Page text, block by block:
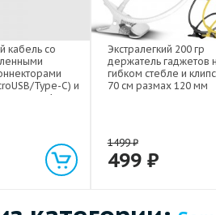
кабель со
Type-C) и
1м
Экстралегкий 200 гр
держатель гаджетов
гибком стебле и
70 см размах 120 мм
1499₽
499 ₽